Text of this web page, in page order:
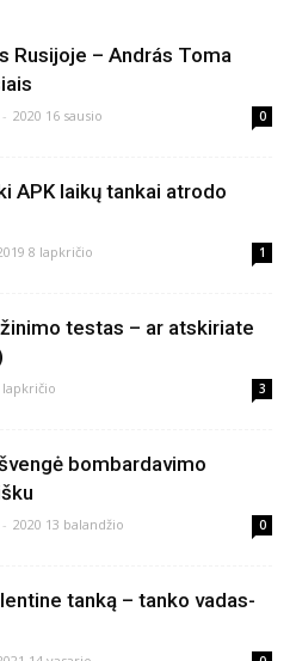
Rusijoje – András Toma
- 2020 16 sausio 0
APK laikų tankai atrodo
8 lapkričio 1
testas – ar atskiriate
lapkričio 3
bombardavimo
- 2020 13 balandžio 0
tanką – tanko vadas-